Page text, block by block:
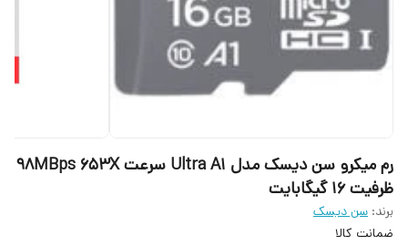
رم میکرو سن دیسک مدل Ultra A1 سرعت 98MBps 653X
ظرفیت ۱۶ گیگابایت
برند: سن دیسک
ضمانت کالا